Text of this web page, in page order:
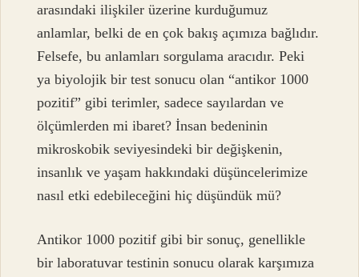
arasındaki ilişkiler üzerine kurduğumuz
anlamlar, belki de en çok bakış açımıza bağlıdır.
Felsefe, bu anlamları sorgulama aracıdır. Peki
ya biyolojik bir test sonucu olan “antikor 1000
pozitif” gibi terimler, sadece sayılardan ve
ölçümlerden mi ibaret? İnsan bedeninin
mikroskobik seviyesindeki bir değişkenin,
insanlık ve yaşam hakkındaki düşüncelerimize
nasıl etki edebileceğini hiç düşündük mü?
Antikor 1000 pozitif gibi bir sonuç, genellikle
bir laboratuvar testinin sonucu olarak karşımıza